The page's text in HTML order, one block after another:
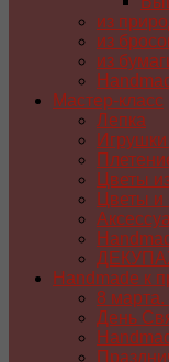
из
из
из
Мастер-класс
Лепка
Цветы
Цветы
Handmade к
8
День